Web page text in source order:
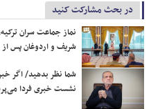
در بحث مشارکت کنید
نماز جماعت سران
شریف و اردوغان پس از
شما نظر بدهید/ اگر
نشست خبری فردا